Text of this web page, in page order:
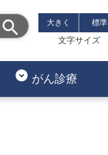
大きく 標準
文字サイズ
がん診療